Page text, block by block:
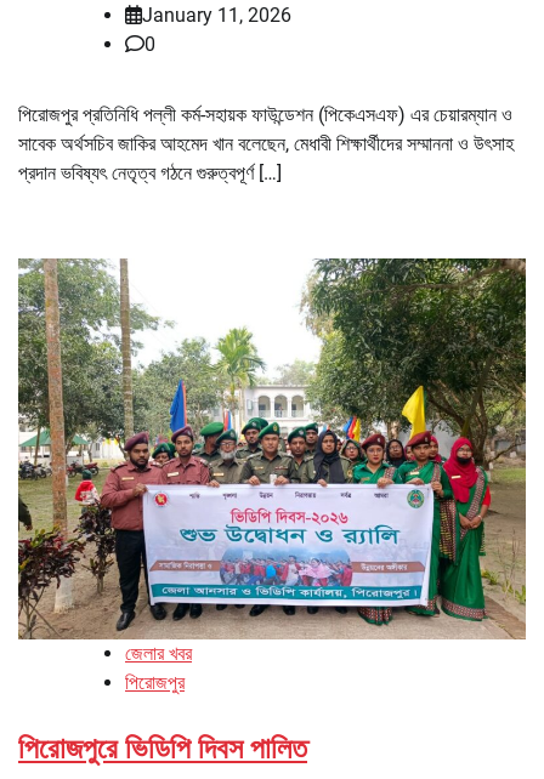
January 11, 2026
0
পিরোজপুর প্রতিনিধি পল্লী কর্ম-সহায়ক ফাউন্ডেশন (পিকেএসএফ) এর চেয়ারম্যান ও
সাবেক অর্থসচিব জাকির আহমেদ খান বলেছেন, মেধাবী শিক্ষার্থীদের সম্মাননা ও উৎসাহ
প্রদান ভবিষ্যৎ নেতৃত্ব গঠনে গুরুত্বপূর্ণ […]
জেলার খবর
পিরোজপুর
পিরোজপুরে ভিডিপি দিবস পালিত